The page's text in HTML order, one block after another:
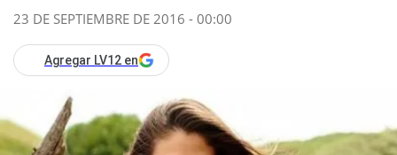
23 DE SEPTIEMBRE DE 2016 - 00:00
Agregar LV12 en